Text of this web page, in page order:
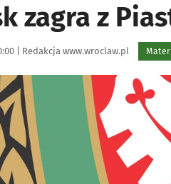
zagra z
| Autor:
Redakcja www.wroclaw.pl
powiększyć